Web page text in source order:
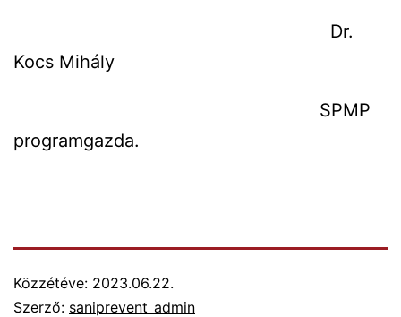
Dr.
Kocs Mihály
SPMP
programgazda.
Közzétéve: 2023.06.22.
Szerző: saniprevent_admin